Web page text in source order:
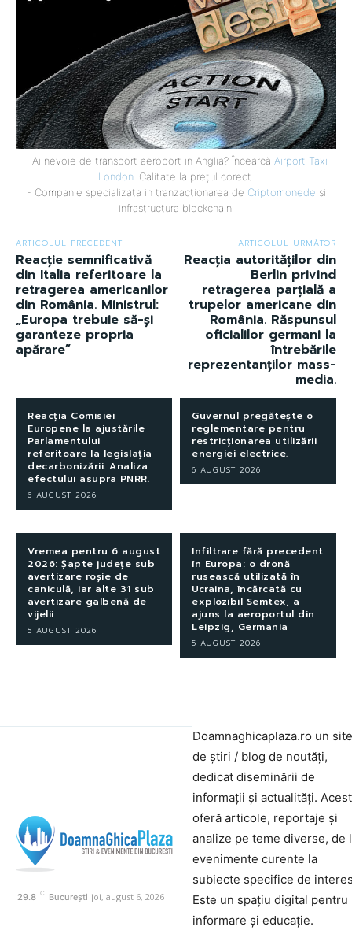
- Ai nevoie de transport aeroport in Anglia? Încearcă Airport Taxi
London . Calitate la prețul corect.
- Companie specializata in tranzactionarea de Criptomonede si
infrastructura blockchain.
ARTICOLUL PRECEDENT
Reacție semnificativă
din Italia referitoare la
retragerea americanilor
din România. Ministrul:
„Europa trebuie să-și
garanteze propria
apărare”
ARTICOLUL URMĂTOR
Reacția autorităților din
Berlin privind
retragerea parțială a
trupelor americane din
România. Răspunsul
oficialilor germani la
întrebările
reprezentanților mass-
media.
Reacția Comisiei
Europene la ajustările
Parlamentului
referitoare la legislația
decarbonizării. Analiza
efectului asupra PNRR.
6 AUGUST 2026
Guvernul pregătește o
reglementare pentru
restricționarea utilizării
energiei electrice.
6 AUGUST 2026
Vremea pentru 6 august
2026: Șapte județe sub
avertizare roșie de
caniculă, iar alte 31 sub
avertizare galbenă de
vijelii
5 AUGUST 2026
Infiltrare fără precedent
în Europa: o dronă
rusească utilizată în
Ucraina, încărcată cu
explozibil Semtex, a
ajuns la aeroportul din
Leipzig, Germania
5 AUGUST 2026
29.8 C București joi, august 6, 2026
Doamnaghicaplaza.ro un site
de știri / blog de noutăți,
dedicat diseminării de
informații și actualități.
oferă articole, reportaje și
analize pe teme diverse, de
evenimente curente la
subiecte specifice de
Este un spațiu digital pentru
informare și educație.